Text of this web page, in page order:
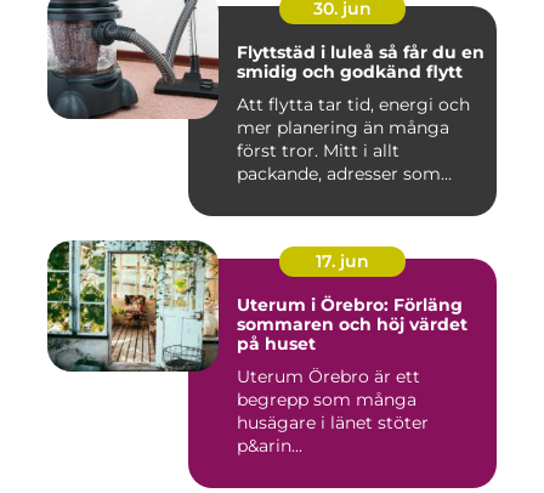
30. jun
Flyttstäd i luleå så får du en
smidig och godkänd flytt
Att flytta tar tid, energi och
mer planering än många
först tror. Mitt i allt
packande, adresser som...
17. jun
Uterum i Örebro: Förläng
sommaren och höj värdet
på huset
Uterum Örebro är ett
begrepp som många
husägare i länet stöter
p&arin...